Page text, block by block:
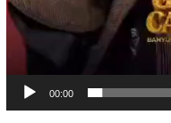
00:00